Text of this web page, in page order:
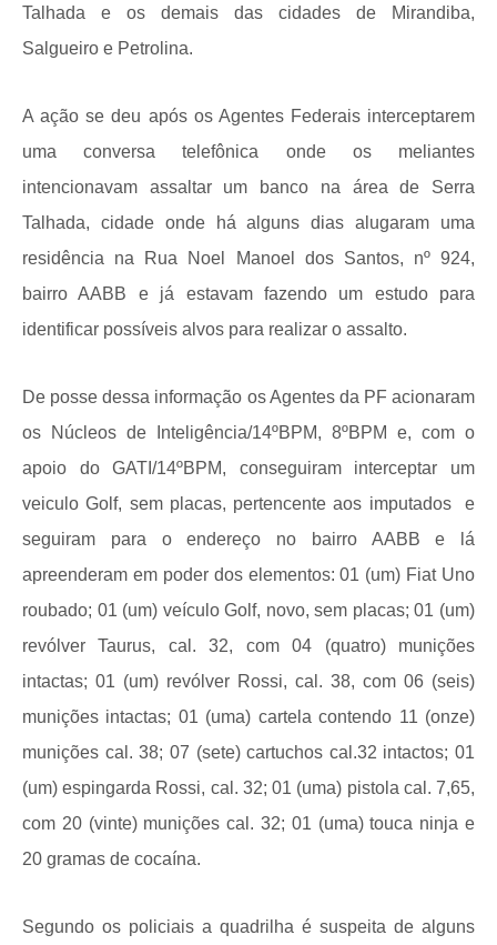
Talhada e os demais das cidades de Mirandiba,
Salgueiro e Petrolina.
A ação se deu após os Agentes Federais interceptarem
uma conversa telefônica onde os meliantes
intencionavam assaltar um banco na área de Serra
Talhada, cidade onde há alguns dias alugaram uma
residência na Rua Noel Manoel dos Santos, nº 924,
bairro AABB e já estavam fazendo um estudo para
identificar possíveis alvos para realizar o assalto.
De posse dessa informação os Agentes da PF acionaram
os Núcleos de Inteligência/14ºBPM, 8ºBPM e, com o
apoio do GATI/14ºBPM, conseguiram interceptar um
veiculo Golf, sem placas, pertencente aos imputados e
seguiram para o endereço no bairro AABB e lá
apreenderam em poder dos elementos: 01 (um) Fiat Uno
roubado; 01 (um) veículo Golf, novo, sem placas; 01 (um)
revólver Taurus, cal. 32, com 04 (quatro) munições
intactas; 01 (um) revólver Rossi, cal. 38, com 06 (seis)
munições intactas; 01 (uma) cartela contendo 11 (onze)
munições cal. 38; 07 (sete) cartuchos cal.32 intactos; 01
(um) espingarda Rossi, cal. 32; 01 (uma) pistola cal. 7,65,
com 20 (vinte) munições cal. 32; 01 (uma) touca ninja e
20 gramas de cocaína.
Segundo os policiais a quadrilha é suspeita de alguns